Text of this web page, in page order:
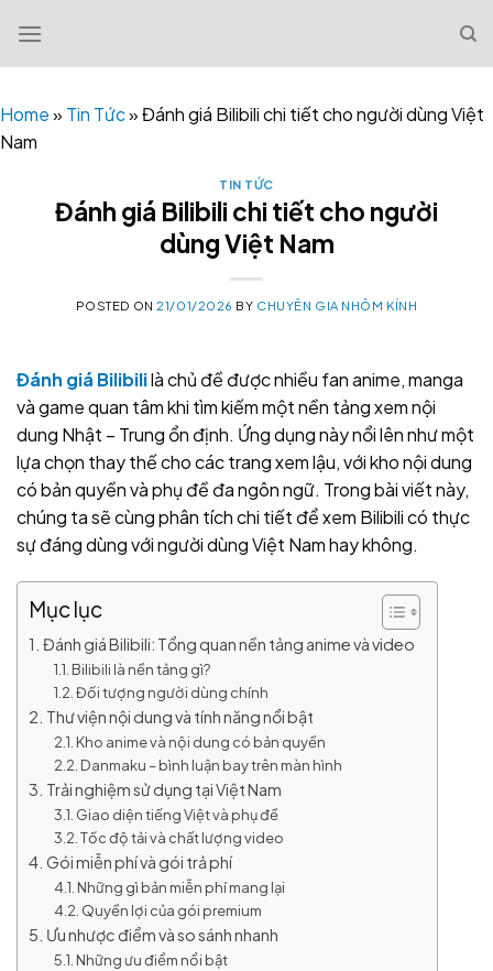
content
Home» Tin Tức»Đánh giá Bilibili chi tiết cho người dùng Việt
Nam
TIN TỨC
Đánh giá Bilibili chi tiết cho người
dùng Việt Nam
POSTED ON21/01/2026 BY CHUYÊN GIA NHÔM KÍNH
Đánh giá Bilibililà chủ đề được nhiều fan anime, manga
và game quan tâm khi tìm kiếm một nền tảng xem nội
dung Nhật – Trung ổn định. Ứng dụng này nổi lên như một
lựa chọn thay thế cho các trang xem lậu, với kho nội dung
có bản quyền và phụ đề đa ngôn ngữ. Trong bài viết này,
chúng ta sẽ cùng phân tích chi tiết để xem Bilibili có thực
sự đáng dùng với người dùng Việt Nam hay không.
Mục lục
Đánh giá Bilibili: Tổng quan nền tảng anime và video
Bilibili là nền tảng gì?
Đối tượng người dùng chính
Thư viện nội dung và tính năng nổi bật
Kho anime và nội dung có bản quyền
Danmaku – bình luận bay trên màn hình
Trải nghiệm sử dụng tại Việt Nam
Giao diện tiếng Việt và phụ đề
Tốc độ tải và chất lượng video
Gói miễn phí và gói trả phí
Những gì bản miễn phí mang lại
Quyền lợi của gói premium
Ưu nhược điểm và so sánh nhanh
Những ưu điểm nổi bật